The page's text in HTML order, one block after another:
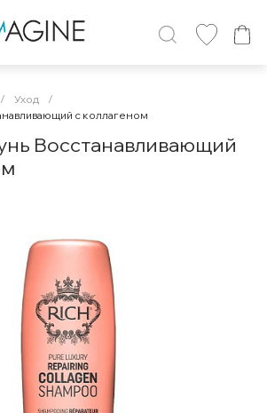
/ Уход
/
с коллагеном
Восстанавливающий